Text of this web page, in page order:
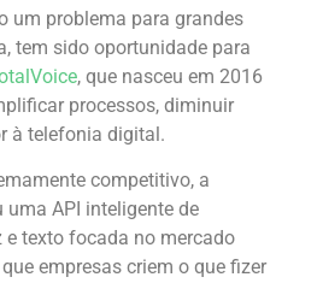
um problema para grandes
tem sido oportunidade para
, que nasceu em 2016
processos, diminuir
à telefonia digital.
competitivo, a
uma API inteligente de
texto focada no mercado
empresas criem o que fizer